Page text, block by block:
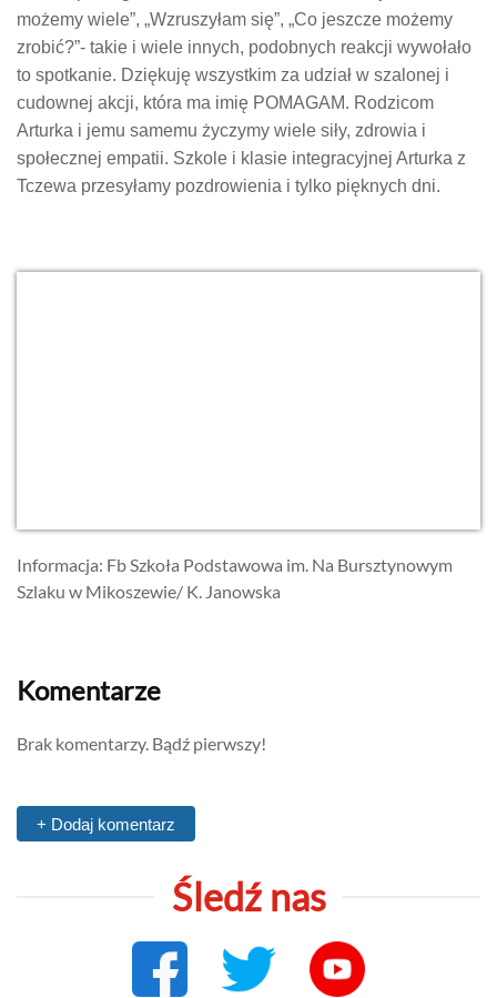
możemy wiele”, „Wzruszyłam się”, „Co jeszcze możemy
zrobić?”- takie i wiele innych, podobnych reakcji wywołało
to spotkanie. Dziękuję wszystkim za udział w szalonej i
cudownej akcji, która ma imię POMAGAM. Rodzicom
Arturka i jemu samemu życzymy wiele siły, zdrowia i
społecznej empatii. Szkole i klasie integracyjnej Arturka z
Tczewa przesyłamy pozdrowienia i tylko pięknych dni.
Informacja: Fb Szkoła Podstawowa im. Na Bursztynowym
Szlaku w Mikoszewie/ K. Janowska
Komentarze
Brak komentarzy. Bądź pierwszy!
+ Dodaj komentarz
Śledź nas